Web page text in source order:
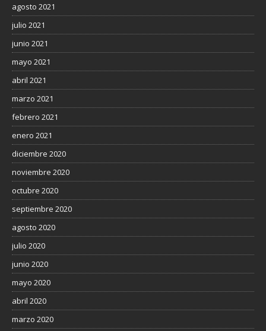
agosto 2021
julio 2021
junio 2021
mayo 2021
abril 2021
marzo 2021
febrero 2021
enero 2021
diciembre 2020
noviembre 2020
octubre 2020
septiembre 2020
agosto 2020
julio 2020
junio 2020
mayo 2020
abril 2020
marzo 2020